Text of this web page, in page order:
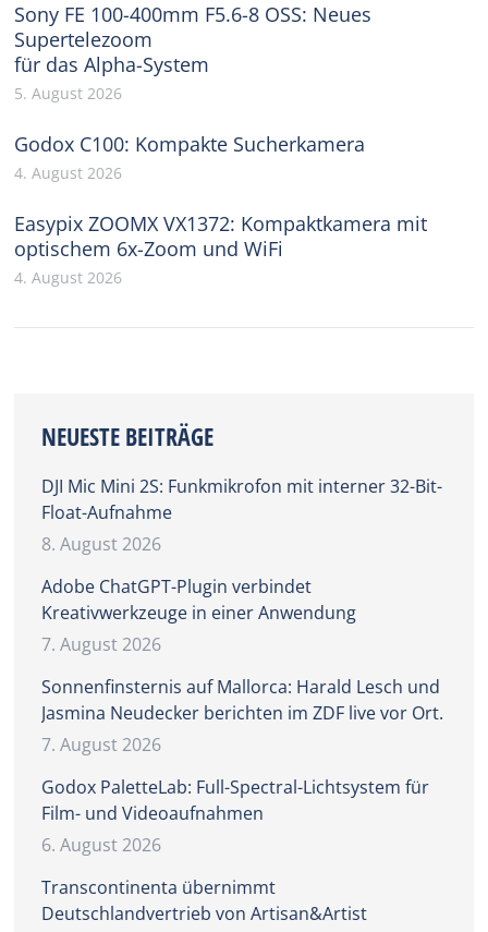
Sony FE 100-400mm F5.6-8 OSS: Neues
Supertelezoom
für das Alpha-System
5. August 2026
Godox C100: Kompakte Sucherkamera
4. August 2026
Easypix ZOOMX VX1372: Kompaktkamera mit
optischem 6x-Zoom und WiFi
4. August 2026
NEUESTE BEITRÄGE
DJI Mic Mini 2S: Funkmikrofon mit interner 32-Bit-
Float-Aufnahme
8. August 2026
Adobe ChatGPT-Plugin verbindet
Kreativwerkzeuge in einer Anwendung
7. August 2026
Sonnenfinsternis auf Mallorca: Harald Lesch und
Jasmina Neudecker berichten im ZDF live vor Ort.
7. August 2026
Godox PaletteLab: Full-Spectral-Lichtsystem für
Film- und Videoaufnahmen
6. August 2026
Transcontinenta übernimmt
Deutschlandvertrieb von Artisan&Artist